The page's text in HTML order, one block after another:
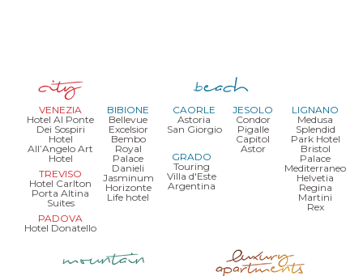
VENEZIA
Hotel Al Ponte
Dei Sospiri
Hotel
All’Angelo Art
Hotel
TREVISO
Hotel Carlton
Porta Altina
Suites
PADOVA
Hotel Donatello
BIBIONE
Bellevue
Excelsior
Bembo
Royal
Palace
Danieli
Jasminum
Horizonte
Life hotel
CAORLE
Astoria
San Giorgio
GRADO
Touring
Villa d'Este
Argentina
JESOLO
Condor
Pigalle
Capitol
Astor
LIGNANO
Medusa
Splendid
Park Hotel
Bristol
Palace
Mediterraneo
Helvetia
Regina
Martini
Rex